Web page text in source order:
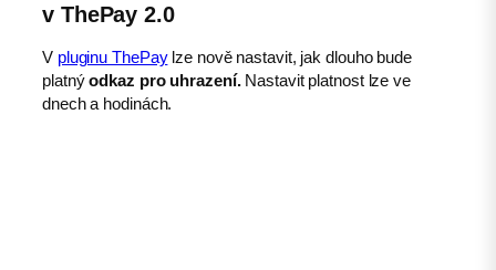
v ThePay 2.0
V pluginu ThePaylze nově nastavit, jak dlouho bude
platnýodkaz pro uhrazení. Nastavit platnost lze ve
dnech a hodinách.